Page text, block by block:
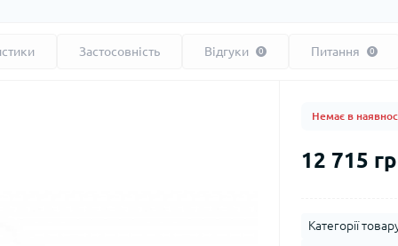
Застосовність Відгуки 0 Питання 0
Немає в
12 715
Категорії